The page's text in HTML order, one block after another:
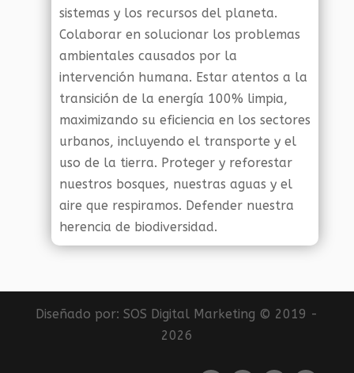
sistemas y los recursos del planeta.
Colaborar en solucionar los problemas
ambientales causados por la
intervención humana. Estar atentos a la
transición de la energía 100% limpia,
maximizando su eficiencia en los sectores
urbanos, incluyendo el transporte y el
uso de la tierra. Proteger y reforestar
nuestros bosques, nuestras aguas y el
aire que respiramos. Defender nuestra
herencia de biodiversidad.
Diseñado por:SOS Digital Marketing © 2019 -
2026